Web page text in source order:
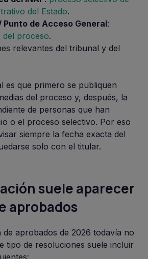
del Estado.
Punto de Acceso General:
del proceso.
relevantes del tribunal y del
es que primero se publiquen
del proceso y, después, la
de personas que han
o el proceso selectivo. Por eso
siempre la fecha exacta del
solo con el titular.
suele aparecer
aprobados
aprobados de 2026 todavía no
tipo de resoluciones suele incluir